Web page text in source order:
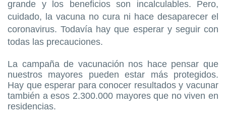
grande y los beneficios son incalculables. Pero,
cuidado, la vacuna no cura ni hace desaparecer el
coronavirus. Todavía hay que esperar y seguir con
todas las precauciones.
La campaña de vacunación nos hace pensar que
nuestros mayores pueden estar más protegidos.
Hay que esperar para conocer resultados y vacunar
también a esos 2.300.000 mayores que no viven en
residencias.